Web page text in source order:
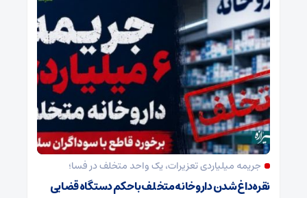
جریمه میلیاردی تعزیرات، یک واحد متخلف در فسا؛
نقره‌داغ شدن داروخانه متخلف با حکم دستگاه قضایی